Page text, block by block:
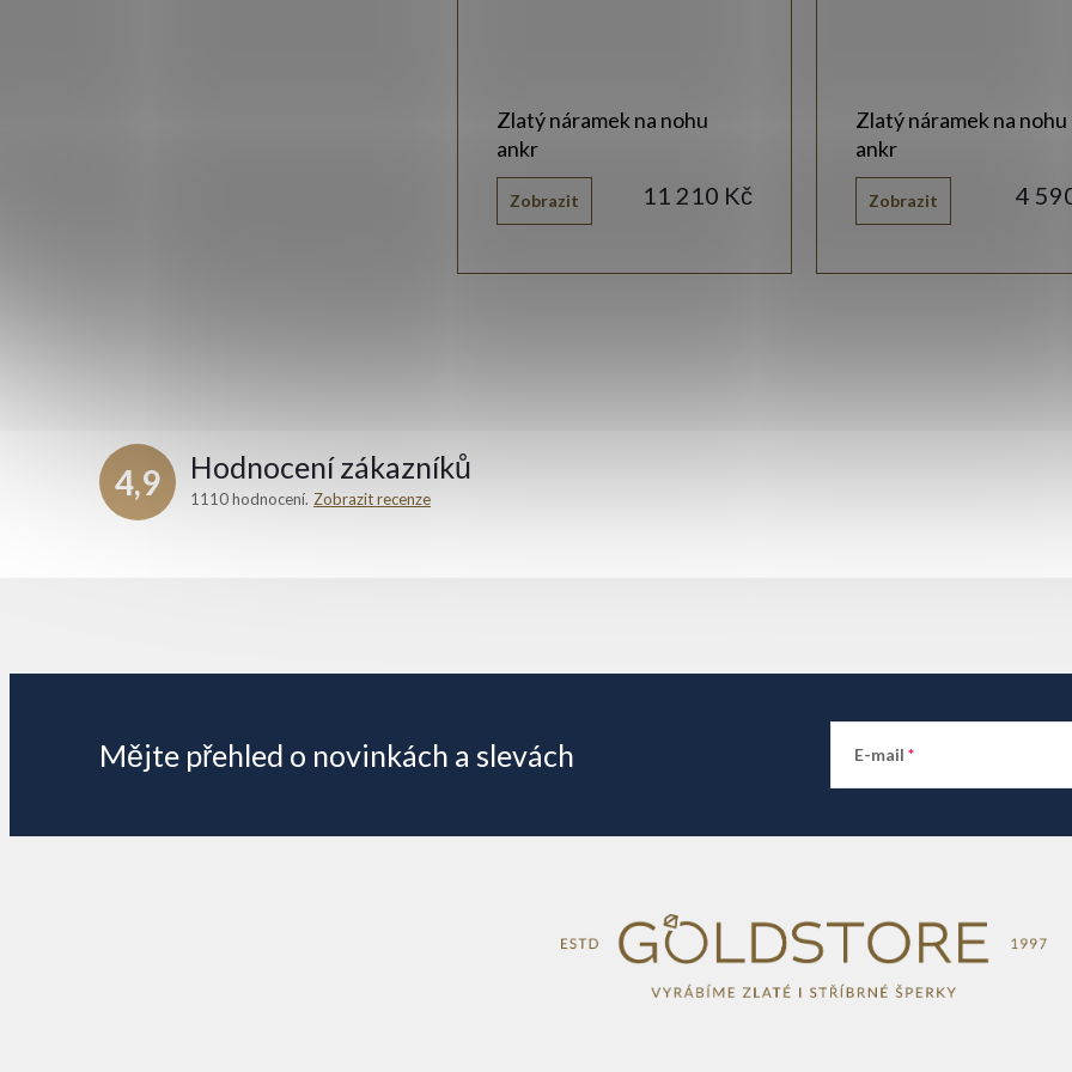
Zlatý náramek na nohu
ankr
11 210 Kč
Zobrazit
Zlatý náramek na nohu
ankr
4
Zobrazit
4,9 Hodnocení zákazníků
1110 hodnocení Zobrazit recenze
á
t
Mějte přehled o novinkách a slevách E-mail